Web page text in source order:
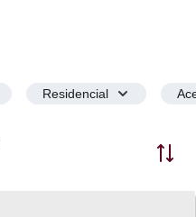
Residencial
Ordenar